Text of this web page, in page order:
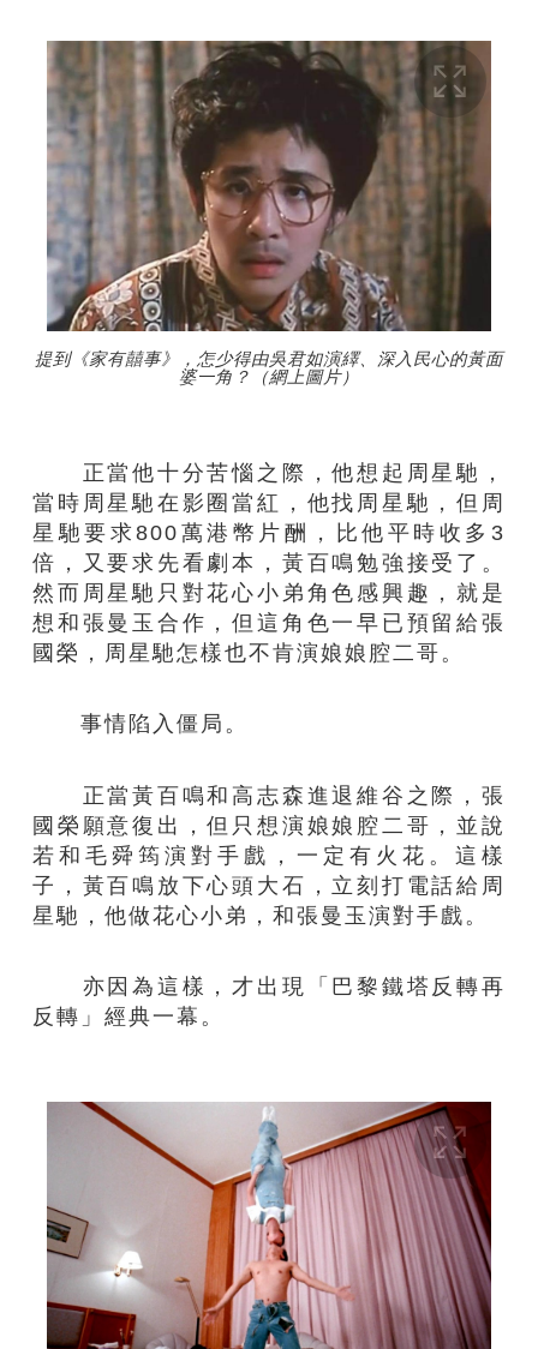
提到《家有囍事》，怎少得由吳君如演繹、深入民心的黃面
婆一角？（網上圖片）
正當他十分苦惱之際，他想起周星馳，
當時周星馳在影圈當紅，他找周星馳，但周
星馳要求800萬港幣片酬，比他平時收多3
倍，又要求先看劇本，黃百鳴勉強接受了。
然而周星馳只對花心小弟角色感興趣，就是
想和張曼玉合作，但這角色一早已預留給張
國榮，周星馳怎樣也不肯演娘娘腔二哥。
事情陷入僵局。
正當黃百鳴和高志森進退維谷之際，張
國榮願意復出，但只想演娘娘腔二哥，並說
若和毛舜筠演對手戲，一定有火花。這樣
子，黃百鳴放下心頭大石，立刻打電話給周
星馳，他做花心小弟，和張曼玉演對手戲。
亦因為這樣，才出現「巴黎鐵塔反轉再
反轉」經典一幕。